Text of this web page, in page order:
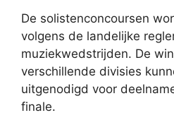
De solistenconcoursen
volgens de landelijke
muziekwedstrijden. De
verschillende divisies
uitgenodigd voor
finale.